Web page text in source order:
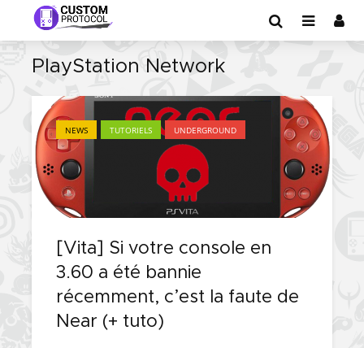
PlayStation Network
NEWS TUTORIELS UNDERGROUND
[Vita] Si votre console en
3.60 a été bannie
récemment, c’est la faute de
Near (+ tuto)